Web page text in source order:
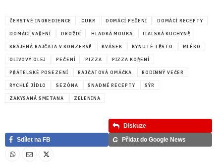
ČERSTVÉ INGREDIENCE CUKR DOMÁCÍ PEČENÍ DOMÁCÍ RECEPTY
DOMÁCÍ VAŘENÍ DROŽDÍ HLADKÁ MOUKA ITALSKÁ KUCHYNĚ
KRÁJENÁ RAJČATA V KONZERVĚ KVÁSEK KYNUTÉ TĚSTO MLÉKO
OLIVOVÝ OLEJ PEČENÍ PIZZA PIZZA KOŘENÍ
PŘÁTELSKÉ POSEZENÍ RAJČATOVÁ OMÁČKA RODINNÝ VEČER
RYCHLÉ JÍDLO SEZÓNA SNADNÉ RECEPTY SÝR
ZAKYSANÁ SMETANA ZELENINA
Diskuze
Sdílet na FB
G Přidat do Google News